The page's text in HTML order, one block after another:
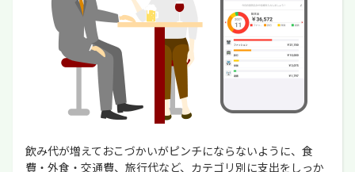
飲み代が増えておこづかいがピンチにならないように、食
費・外食・交通費、旅行代など、カテゴリ別に支出をしっか